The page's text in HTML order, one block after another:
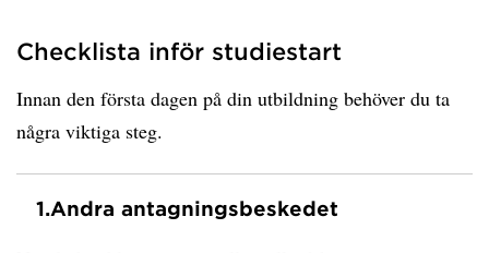
Checklista inför studiestart
Innan den första dagen på din utbildning behöver du ta
några viktiga steg.
1.Andra antagningsbeskedet